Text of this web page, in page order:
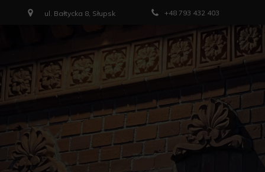
ul. Bałtycka 8, Słupsk +48 793 432 403